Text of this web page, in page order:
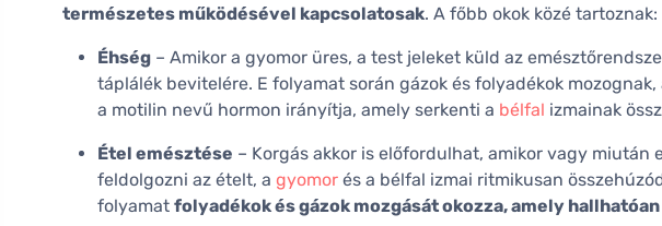
természetes működésével kapcsolatosak. A főbb okok közé tartoznak:
Éhség – Amikor a gyomor üres, a test jeleket küld az
táplálék bevitelére. E folyamat során gázok és folyadékok
a motilin nevű hormon irányítja, amely serkenti a bélfal izmainak
Étel emésztése – Korgás akkor is előfordulhat, amikor vagy miután
feldolgozni az ételt, a gyomor és a bélfal izmai ritmikusan
folyamat folyadékok és gázok mozgását okozza, amely